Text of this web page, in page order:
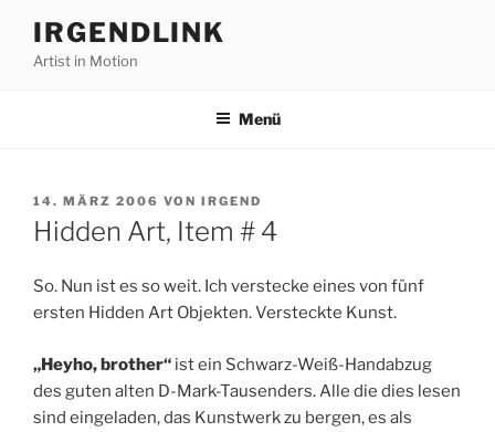
Inhalt
springen
IRGENDLINK
Artist in Motion
Menü
VERÖFFENTLICHT
AM
14. MÄRZ 2006 VON IRGEND
Hidden Art, Item # 4
So. Nun ist es so weit. Ich verstecke eines von fünf
ersten Hidden Art Objekten. Versteckte Kunst.
„Heyho, brother“ ist ein Schwarz-Weiß-Handabzug
des guten alten D-Mark-Tausenders. Alle die dies lesen
sind eingeladen, das Kunstwerk zu bergen, es als